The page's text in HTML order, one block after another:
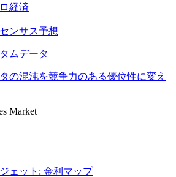
経済
ンサス予想
ムデータ
の混沌を競争力のある優位性に変え
Market
ェット: 金利マップ